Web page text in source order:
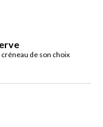
de son choix